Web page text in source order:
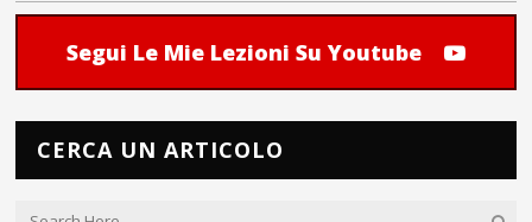
Segui Le Mie Lezioni Su Youtube
CERCA UN ARTICOLO